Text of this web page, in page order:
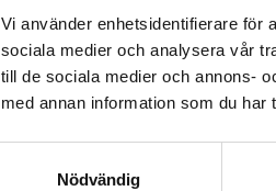
Vi använder enhetsidentifierare för
sociala medier och analysera vår
till de sociala medier och annons-
med annan information som du
Nödvändig